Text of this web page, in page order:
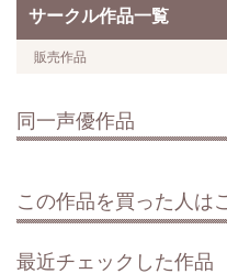
サークル作品一覧
販売作品
同一声優作品
この作品を買った人は
最近チェックした作品